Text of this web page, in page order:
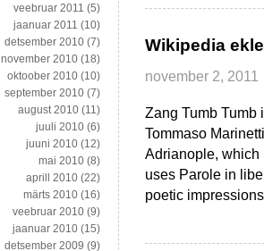
Wikipedia
november 2, 2011
Zang Tumb Tumb
Tommaso
Adrianople, which
uses Parole in
poetic
veebruar 2011 (5)
jaanuar 2011 (10)
detsember 2010 (7)
november 2010 (18)
oktoober 2010 (10)
september 2010 (7)
august 2010 (11)
juuli 2010 (6)
juuni 2010 (12)
mai 2010 (8)
aprill 2010 (22)
märts 2010 (16)
veebruar 2010 (9)
jaanuar 2010 (15)
detsember 2009 (9)